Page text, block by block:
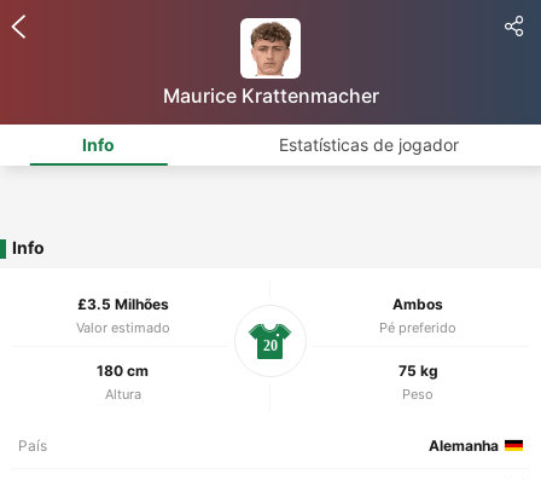
Maurice Krattenmacher
Info Estatísticas de jogador
Info
£3.5 Milhões
Valor estimado
Ambos
Pé preferido
180 cm
Altura
75 kg
Peso
20
País Alemanha